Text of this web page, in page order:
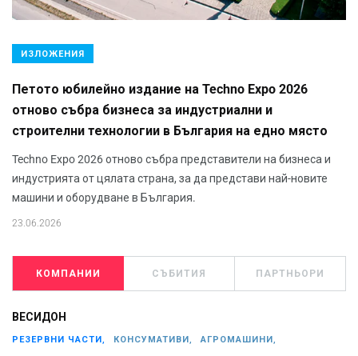
ИЗЛОЖЕНИЯ
Петото юбилейно издание на Techno Expo 2026
отново събра бизнеса за индустриални и
строителни технологии в България на едно място
Techno Expo 2026 отново събра представители на бизнеса и
индустрията от цялата страна, за да представи най-новите
машини и оборудване в България.
23.06.2026
КОМПАНИИ СЪБИТИЯ ПАРТНЬОРИ
ВЕСИДОН
РЕЗЕРВНИ ЧАСТИ, КОНСУМАТИВИ, АГРОМАШИНИ,